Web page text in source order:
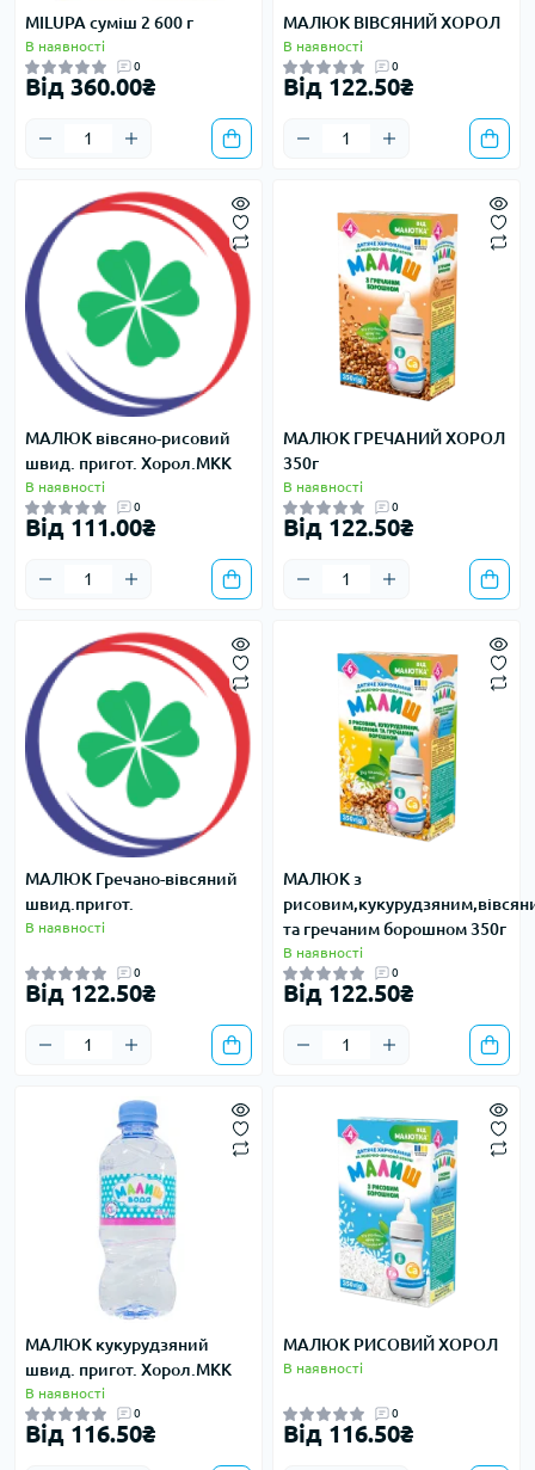
MILUPA суміш 2 600 г
В наявності
0
Від 360.00₴
МАЛЮК ВІВСЯНИЙ ХОРОЛ
В наявності
0
Від 122.50₴
МАЛЮК вівсяно-рисовий
швид. пригот. Хорол.МКК
В наявності
0
Від 111.00₴
МАЛЮК ГРЕЧАНИЙ ХОРОЛ
350г
В наявності
0
Від 122.50₴
МАЛЮК Гречано-вівсяний
швид.пригот.
В наявності
0
Від 122.50₴
МАЛЮК з
та гречаним борошном 350г
В наявності
0
Від 122.50₴
МАЛЮК кукурудзяний
швид. пригот. Хорол.МКК
В наявності
0
Від 116.50₴
МАЛЮК РИСОВИЙ ХОРОЛ
В наявності
0
Від 116.50₴